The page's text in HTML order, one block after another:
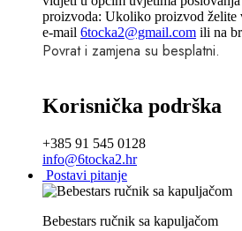
proizvoda: Ukoliko proizvod želite
e-mail 6tocka2@gmail.com ili na
Povrat i zamjena su besplatni.
Korisnička podrška
+385 91 545 0128
info@6tocka2.hr
Postavi pitanje
Bebestars ručnik sa kapuljačom